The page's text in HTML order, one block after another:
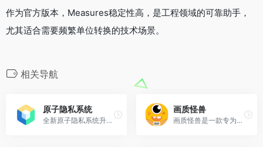
作为官方版本，Measures稳定性高，是工程领域的可靠助手，
尤其适合需要频繁单位转换的技术场景。
相关导航
原子隐私系统
全新原子隐私系统升级后，允...
画质怪兽
画质怪兽是一款专为和平精英、绝地求生打造的画质助手，支持解锁极限帧率和最高画质120针，无病毒放心使用。